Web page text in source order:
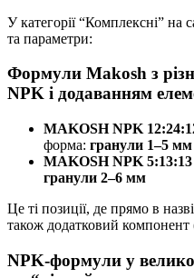
У категорії “Комплексні” на
та параметри:
Формули Makosh з
NPK і додаванням
MAKOSH NPK
форма: гранули 1–5 мм
MAKOSH NPK 5:13:13
гранули 2–6 мм
Це ті позиції, де прямо в
також додатковий компонент
NPK-формули у